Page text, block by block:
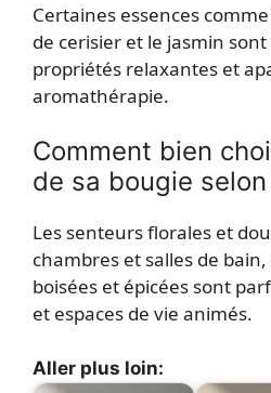
Certaines essences
de cerisier et le jasmin
propriétés relaxantes et
aromathérapie.
Comment bien
de sa bougie
Les senteurs florales et
chambres et salles de
boisées et épicées sont
et espaces de vie animés.
Aller plus loin: